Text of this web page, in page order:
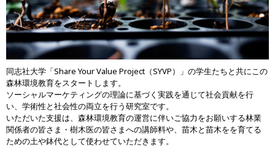
同志社大学「Share Your Value Project（SYVP）」の学生たちと共にこの
森林環境教育をスタートします。
ソーシャルマーケティングの理論に基づく実践を通じて社会貢献を行
い、学術性と社会性の両立を行う研究室です。
いただいた支援は、森林環境教育の運営に伴いご協力をお願いする林業
関係者の皆さま・樹木医の皆さまへの講師料や、苗木と苗木をを育てる
ための土や鉢代として使わせていただきます。